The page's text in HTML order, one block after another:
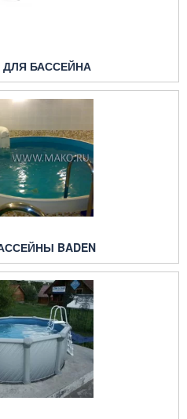
БАССЕЙНА
BADEN